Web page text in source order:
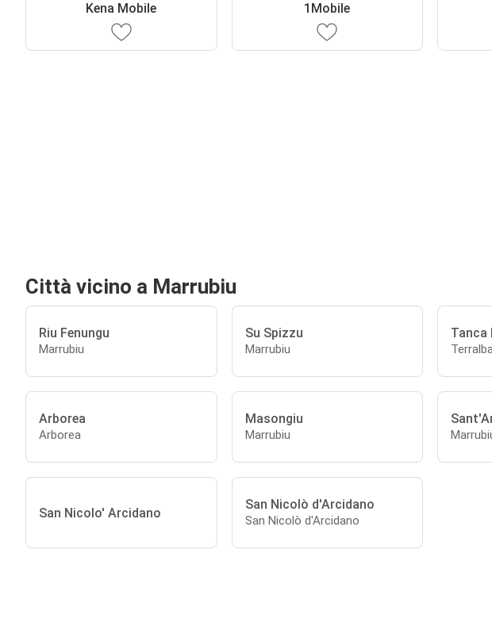
Kena Mobile 1Mobile
Città vicino a Marrubiu
Riu Fenungu
Marrubiu
Su Spizzu
Marrubiu
Tanca
Terralba
Arborea
Arborea
Masongiu
Marrubiu
San Nicolo' Arcidano
San Nicolò d'Arcidano
San Nicolò d'Arcidano